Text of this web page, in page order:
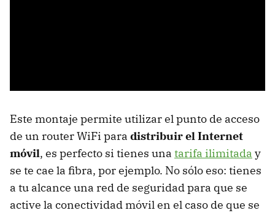
Este montaje permite utilizar el punto de acceso
de un router WiFi para distribuir el Internet
móvil, es perfecto si tienes una tarifa ilimitada y
se te cae la fibra, por ejemplo. No sólo eso: tienes
a tu alcance una red de seguridad para que se
active la conectividad móvil en el caso de que se